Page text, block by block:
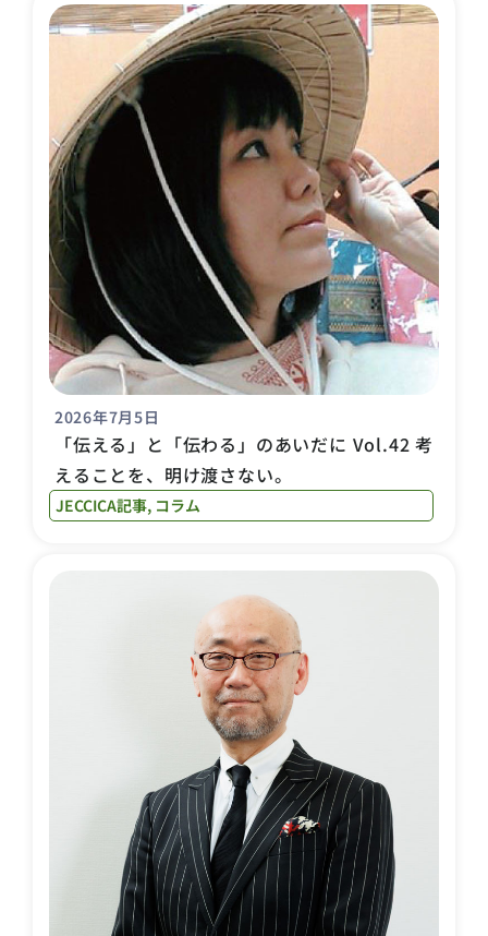
2026年7月5日
「伝える」と「伝わる」のあいだに Vol.42 考
えることを、明け渡さない。
JECCICA記事, コラム